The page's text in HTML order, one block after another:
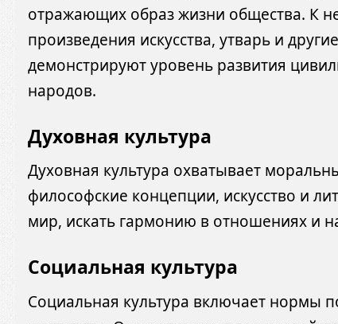
отражающих образ жизни общества. К
произведения искусства, утварь и
демонстрируют уровень развития
народов.
Духовная культура
Духовная культура охватывает
философские концепции, искусство и
мир, искать гармонию в отношениях и
Социальная культура
Социальная культура включает нормы